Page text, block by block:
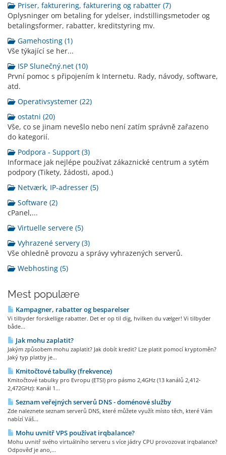
Priser, fakturering, fakturering og rabatter (7)
Oplysninger om betaling for ydelser, indstillingsmetoder og
betalingsformer, rabatter, kreditstyring mv.
Gamehosting (1)
Vše týkající se her...
ISP Slunečný.net (10)
První pomoc s připojením k Internetu. Rady, návody, software,
atd.
Operativsystemer (22)
ostatni (20)
Vše, co se jinam nevešlo nebo není zatím správně zařazeno
do kategorií.
Podpora - Support (3)
Informace jak nejlépe používat zákaznické centrum a sytém
podpory (Tikety, žádosti, apod.)
Netværk, IP-adresser (5)
Software (2)
cPanel,...
Virtuelle servere (5)
Vyhrazené servery (3)
Vše ohledně provozu a správy vyhrazených serverů.
Webhosting (5)
Mest populære
Kampagner, rabatter og besparelser
Vi tilbyder forskellige rabatter. Det er op til dig, hvilken du vælger! Vi tilbyder
både...
Jak mohu zaplatit?
Jakým způsobem mohu zaplatit? Jak dobít kredit? Lze platit pomocí kryptoměn?
Jaký typ platby je...
Kmitočtové tabulky (frekvence)
Kmitočtové tabulky pro Evropu (ETSI) pro pásmo 2,4GHz (13 kanálů 2,412-
2,472GHz): Kanál 1...
Seznam veřejných serverů DNS - doménové služby
Zde naleznete seznam serverů DNS, které můžete využít místo těch, které Vám
nabízí Váš...
Mohu uvnitř VPS používat irqbalance?
Mohu uvnitř svého virtuálního serveru s více jádry CPU provozovat irqbalance?
Odpověď je ano,...